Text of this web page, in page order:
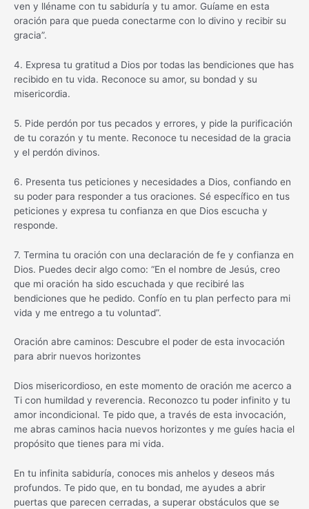
ven y lléname con tu sabiduría y tu amor. Guíame en esta
oración para que pueda conectarme con lo divino y recibir su
gracia”.
4. Expresa tu gratitud a Dios por todas las bendiciones que has
recibido en tu vida. Reconoce su amor, su bondad y su
misericordia.
5. Pide perdón por tus pecados y errores, y pide la purificación
de tu corazón y tu mente. Reconoce tu necesidad de la gracia
y el perdón divinos.
6. Presenta tus peticiones y necesidades a Dios, confiando en
su poder para responder a tus oraciones. Sé específico en tus
peticiones y expresa tu confianza en que Dios escucha y
responde.
7. Termina tu oración con una declaración de fe y confianza en
Dios. Puedes decir algo como: “En el nombre de Jesús, creo
que mi oración ha sido escuchada y que recibiré las
bendiciones que he pedido. Confío en tu plan perfecto para mi
vida y me entrego a tu voluntad”.
Oración abre caminos: Descubre el poder de esta invocación
para abrir nuevos horizontes
Dios misericordioso, en este momento de oración me acerco a
Ti con humildad y reverencia. Reconozco tu poder infinito y tu
amor incondicional. Te pido que, a través de esta invocación,
me abras caminos hacia nuevos horizontes y me guíes hacia el
propósito que tienes para mi vida.
En tu infinita sabiduría, conoces mis anhelos y deseos más
profundos. Te pido que, en tu bondad, me ayudes a abrir
puertas que parecen cerradas, a superar obstáculos que se